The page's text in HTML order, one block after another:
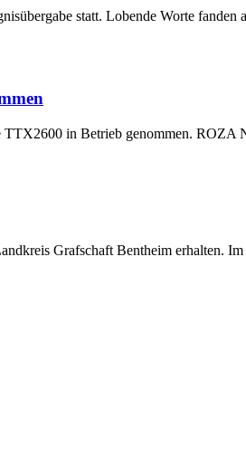
statt. Lobende Worte fanden
in Betrieb genommen. ROZA
Grafschaft Bentheim erhalten. Im